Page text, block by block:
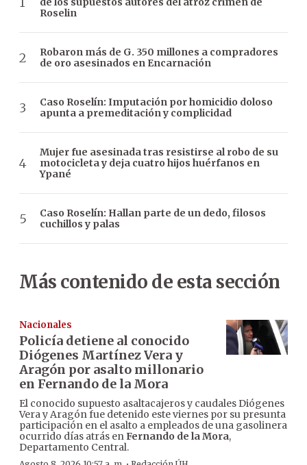
Roselin
Robaron más de G. 350 millones a compradores
de oro asesinados en Encarnación
Caso Roselín: Imputación por homicidio doloso
apunta a premeditación y complicidad
Mujer fue asesinada tras resistirse al robo de su
motocicleta y deja cuatro hijos huérfanos en
Ypané
Caso Roselín: Hallan parte de un dedo, filosos
cuchillos y palas
Más contenido de esta sección
Nacionales
Policía detiene al conocido
Diógenes Martínez Vera y
Aragón por asalto millonario
en Fernando de la Mora
El conocido supuesto asaltacajeros y caudales Diógenes
Vera y Aragón fue detenido este viernes por su presunta
participación en el asalto a empleados de una gasolinera
ocurrido días atrás enFernando de la Mora,
Departamento Central.